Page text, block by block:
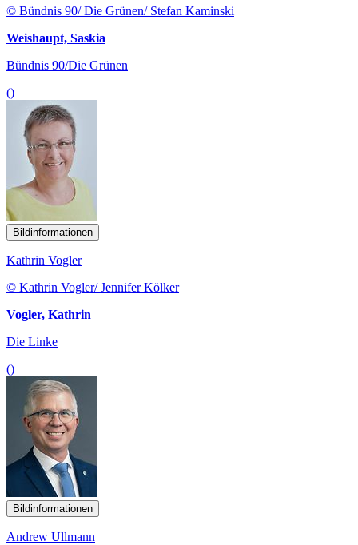
© Bündnis 90/ Die Grünen/ Stefan Kaminski
Weishaupt, Saskia
Bündnis 90/Die Grünen
()
Bildinformationen
Kathrin Vogler
© Kathrin Vogler/ Jennifer Kölker
Vogler, Kathrin
Die Linke
()
Bildinformationen
Andrew Ullmann